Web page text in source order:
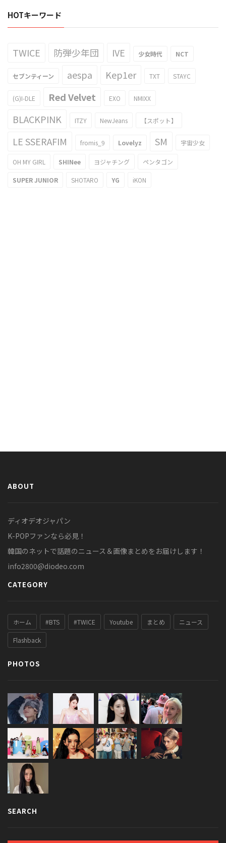
HOTキーワード
TWICE 防弾少年団 IVE 少女時代 NCT
セブンティーン aespa Kep1er TXT STAYC
(G)I-DLE Red Velvet EXO NMIXX
BLACKPINK ITZY NewJeans 【スポット】
LE SSERAFIM fromis_9 Lovelyz SM 宇宙少女
OH MY GIRL SHINee ヨジャチング ペンタゴン
SUPER JUNIOR SHOTARO YG iKON
ABOUT
ディオデオジャパン
K-POPファンなら必見！
韓国のネットで話題のニュース＆画像まとめをお届けします！
info2800@diodeo.com
CATEGORY
ホーム #BTS #TWICE Youtube まとめ ニュース
Flashback
PHOTOS
SEARCH